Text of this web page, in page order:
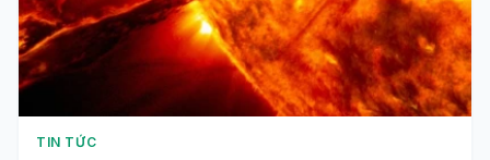
TIN TỨC